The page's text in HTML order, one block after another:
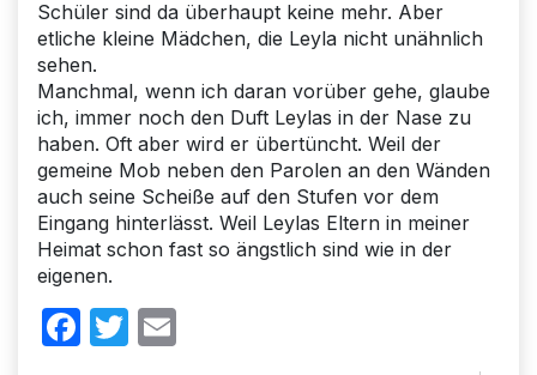
Schüler sind da überhaupt keine mehr. Aber
etliche kleine Mädchen, die Leyla nicht unähnlich
sehen.
Manchmal, wenn ich daran vorüber gehe, glaube
ich, immer noch den Duft Leylas in der Nase zu
haben. Oft aber wird er übertüncht. Weil der
gemeine Mob neben den Parolen an den Wänden
auch seine Scheiße auf den Stufen vor dem
Eingang hinterlässt. Weil Leylas Eltern in meiner
Heimat schon fast so ängstlich sind wie in der
eigenen.
Facebook
Twitter